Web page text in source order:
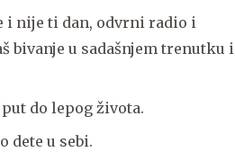
i nije ti dan, odvrni radio i
bivanje u sadašnjem trenutku i
do lepog života.
dete u sebi.